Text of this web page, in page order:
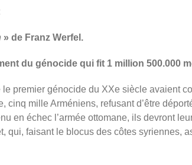
» de Franz Werfel.
du génocide qui fit 1 million 500.000
premier génocide du XXe siècle avaient
cinq mille Arméniens, refusant d’être
en échec l’armée ottomane, ils devront
qui, faisant le blocus des côtes syriennes,